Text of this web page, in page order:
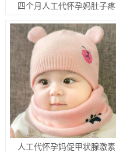
四个月人工代怀孕妈肚子疼
人工代怀孕妈促甲状腺激素